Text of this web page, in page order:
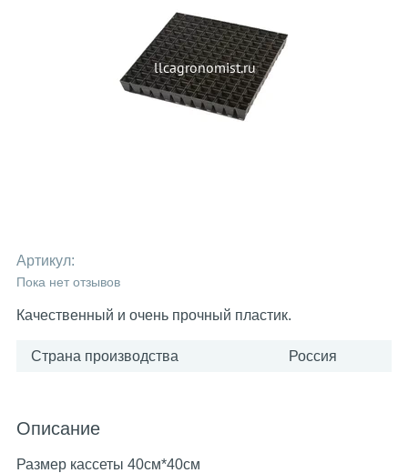
Артикул:
Пока нет отзывов
Качественный и очень прочный пластик.
Страна производства Россия
Описание
Размер кассеты 40см*40см